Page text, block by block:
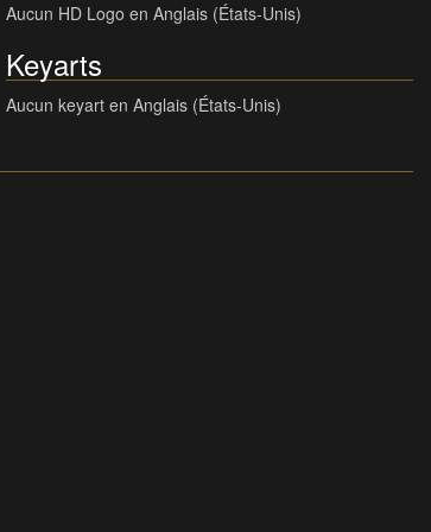
Aucun HD Logo en Anglais (États-Unis)
Keyarts
Aucun keyart en Anglais (États-Unis)